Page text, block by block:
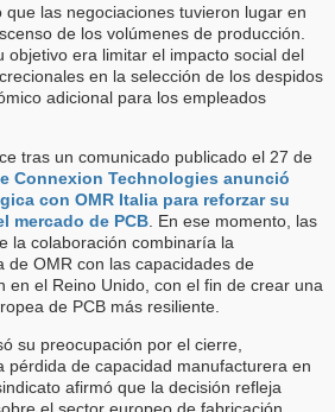
que las negociaciones tuvieron lugar en
de los volúmenes de producción.
objetivo era limitar el impacto social del
en la selección de los despidos
adicional para los empleados
tras un comunicado publicado el 27 de
Connexion Technologies anunció
con OMR Italia para reforzar su
mercado de PCB . En ese momento, las
la colaboración combinaría la
de OMR con las capacidades de
en el Reino Unido, con el fin de crear una
de PCB más resiliente.
su preocupación por el cierre,
pérdida de capacidad manufacturera en
afirmó que la decisión refleja